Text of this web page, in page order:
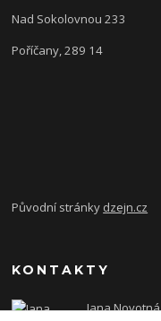
Nad Sokolovnou 233
Poříčany, 289 14
Původní stránky dzejn.cz
KONTAKTY
Jana Novotná